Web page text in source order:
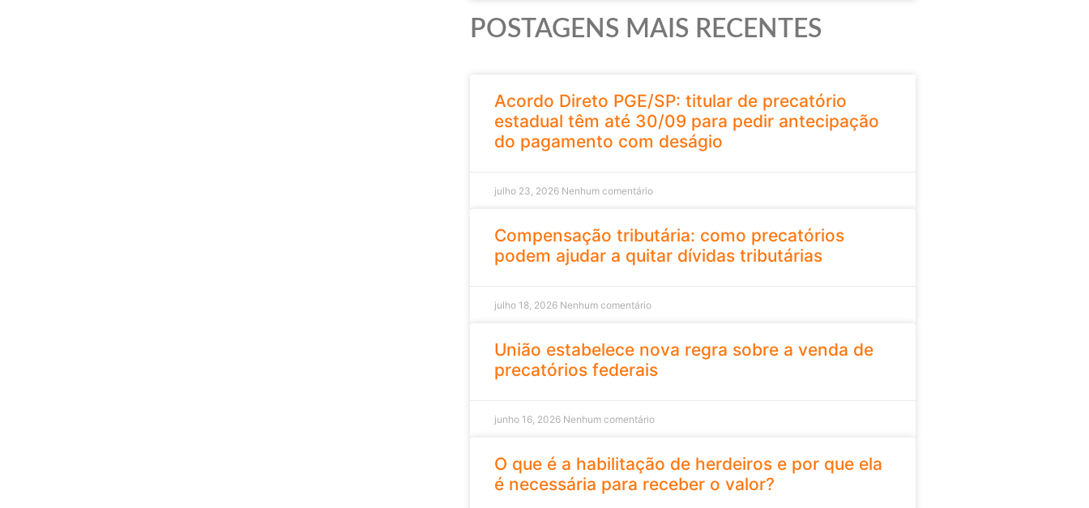
POSTAGENS MAIS RECENTES
Acordo Direto PGE/SP: titular de precatório
estadual têm até 30/09 para pedir antecipação
do pagamento com deságio
julho 23, 2026 Nenhum comentário
Compensação tributária: como precatórios
podem ajudar a quitar dívidas tributárias
julho 18, 2026 Nenhum comentário
União estabelece nova regra sobre a venda de
precatórios federais
junho 16, 2026 Nenhum comentário
O que é a habilitação de herdeiros e por que ela
é necessária para receber o valor?